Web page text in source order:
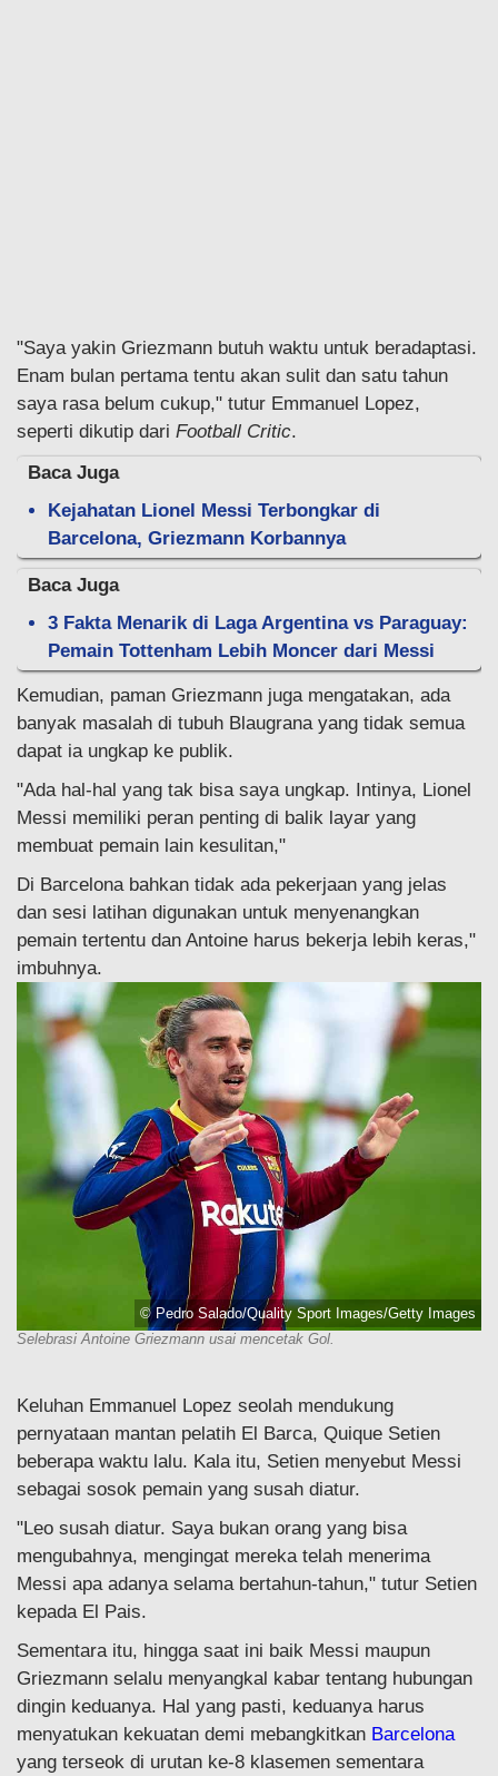
"Saya yakin Griezmann butuh waktu untuk beradaptasi.
Enam bulan pertama tentu akan sulit dan satu tahun
saya rasa belum cukup," tutur Emmanuel Lopez,
seperti dikutip dari Football Critic.
Baca Juga
Kejahatan Lionel Messi Terbongkar di
Barcelona, Griezmann Korbannya
Baca Juga
3 Fakta Menarik di Laga Argentina vs Paraguay:
Pemain Tottenham Lebih Moncer dari Messi
Kemudian, paman Griezmann juga mengatakan, ada
banyak masalah di tubuh Blaugrana yang tidak semua
dapat ia ungkap ke publik.
"Ada hal-hal yang tak bisa saya ungkap. Intinya, Lionel
Messi memiliki peran penting di balik layar yang
membuat pemain lain kesulitan,"
Di Barcelona bahkan tidak ada pekerjaan yang jelas
dan sesi latihan digunakan untuk menyenangkan
pemain tertentu dan Antoine harus bekerja lebih keras,"
imbuhnya.
© Pedro Salado/Quality Sport Images/Getty Images
Selebrasi Antoine Griezmann usai mencetak Gol.
Keluhan Emmanuel Lopez seolah mendukung
pernyataan mantan pelatih El Barca, Quique Setien
beberapa waktu lalu. Kala itu, Setien menyebut Messi
sebagai sosok pemain yang susah diatur.
"Leo susah diatur. Saya bukan orang yang bisa
mengubahnya, mengingat mereka telah menerima
Messi apa adanya selama bertahun-tahun," tutur Setien
kepada El Pais.
Sementara itu, hingga saat ini baik Messi maupun
Griezmann selalu menyangkal kabar tentang hubungan
dingin keduanya. Hal yang pasti, keduanya harus
menyatukan kekuatan demi mebangkitkan Barcelona
yang terseok di urutan ke-8 klasemen sementara